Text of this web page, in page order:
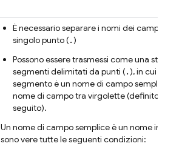
È necessario separare i nomi dei campi con
singolo punto (.)
Possono essere trasmessi come una stringa
segmenti delimitati da punti (.), in cui ogni
segmento è un nome di campo semplice o
nome di campo tra virgolette (definito di
seguito).
Un nome di campo semplice è un nome in cui
sono vere tutte le seguenti condizioni: